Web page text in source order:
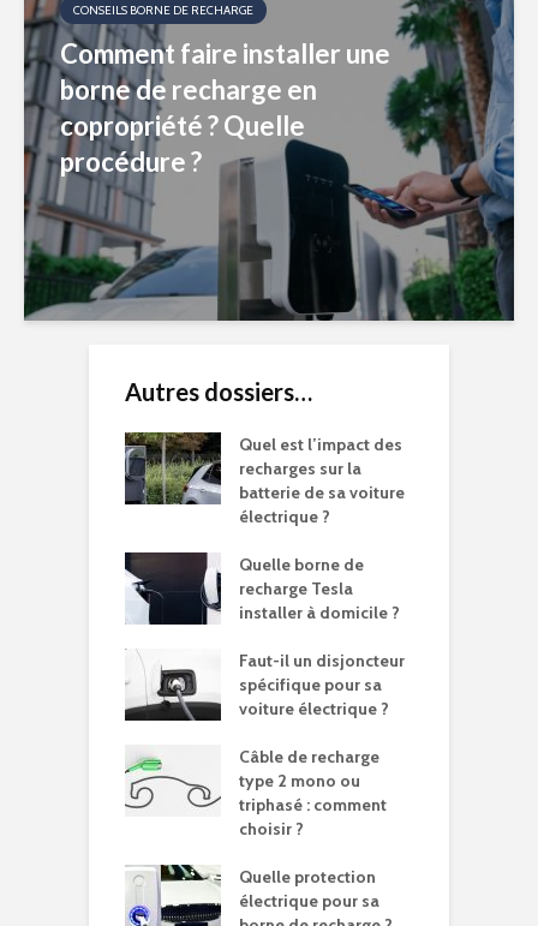
CONSEILS BORNE DE RECHARGE
Comment faire installer une
borne de recharge en
copropriété ? Quelle
procédure ?
Autres dossiers…
Quel est l’impact des
recharges sur la
batterie de sa voiture
électrique ?
Quelle borne de
recharge Tesla
installer à domicile ?
Faut-il un disjoncteur
spécifique pour sa
voiture électrique ?
Câble de recharge
type 2 mono ou
triphasé : comment
choisir ?
Quelle protection
électrique pour sa